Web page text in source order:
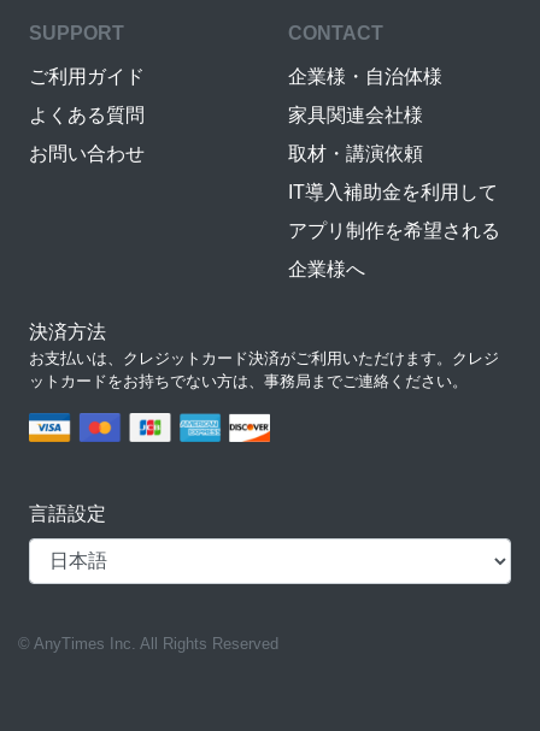
SUPPORT
ご利用ガイド
よくある質問
お問い合わせ
CONTACT
企業様・自治体様
家具関連会社様
取材・講演依頼
IT導入補助金を利用して
アプリ制作を希望される
企業様へ
決済方法
お支払いは、クレジットカード決済がご利用いただけます。クレジ
ットカードをお持ちでない方は、事務局までご連絡ください。
言語設定
© AnyTimes Inc. All Rights Reserved